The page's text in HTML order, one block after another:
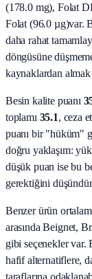
(178.0 mg), Folat
Folat (96.0 µg)var.
daha rahat
döngüsüne
kaynaklardan
Besin kalite puanı
toplamı 35.1, ceza
puanı bir "hüküm"
doğru yaklaşım:
düşük puan ise bu
gerektiğini
Benzer ürün
arasındaBeignet,
gibi seçenekler var.
hafif alternatiflere,
taraflarına